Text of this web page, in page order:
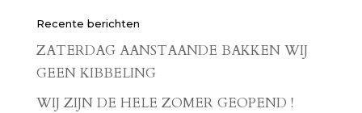
Recente berichten
ZATERDAG AANSTAANDE BAKKEN WIJ
GEEN KIBBELING
WIJ ZIJN DE HELE ZOMER GEOPEND !